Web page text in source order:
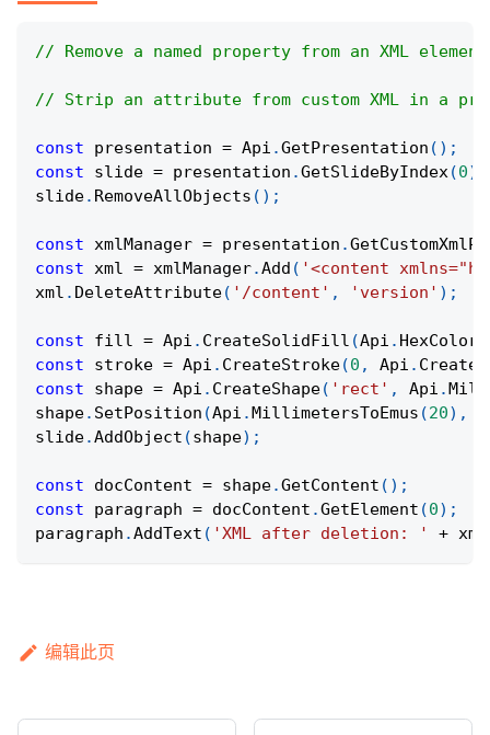
// Remove a named property from an XML
// Strip an attribute from custom XML in a
const presentation = Api .GetPresentation ( ) ;
const slide = presentation .GetSlideByIndex(0)
slide. RemoveAllObjects ( ) ;
const xmlManager = presentation .
const xml = xmlManager.Add ( '<content
xml . DeleteAttribute( '/content' , 'version' ) ;
const fill = Api . CreateSolidFill (Api . HexColor
const stroke = Api . CreateStroke(0 , Api .
const shape = Api . CreateShape( 'rect' , Api .
shape. SetPosition (Api . MillimetersToEmus (20) ,
slide.AddObject (shape) ;
const docContent = shape.GetContent ( ) ;
const paragraph = docContent .GetElement (0) ;
paragraph .AddText ( 'XML after deletion: ' + xml
编辑此页